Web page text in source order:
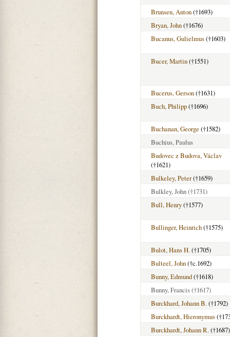
Brunsen, Anton(†1693)
Bryan, John(†1676)
Bucanus, Gulielmus(†1603)
Bucer, Martin(†1551)
Bucerus, Gerson(†1631)
Buch, Philipp(†1696)
Buchanan, George (†1582)
Buchius, Paulus
Budovec z Budova, Václav
(†1621)
Bulkeley, Peter(†1659)
Bulkley, John(†1731)
Bull, Henry(†1577)
Bullinger, Heinrich(†1575)
Bulot, Hans H.(†1705)
Bulteel, John(†c.1692)
Bunny, Edmund(†1618)
Bunny, Francis(†1617)
Burckhard, Johann B.(†1792)
Burckhardt, Hieronymus
Burckhardt, Johann R.(†1687)